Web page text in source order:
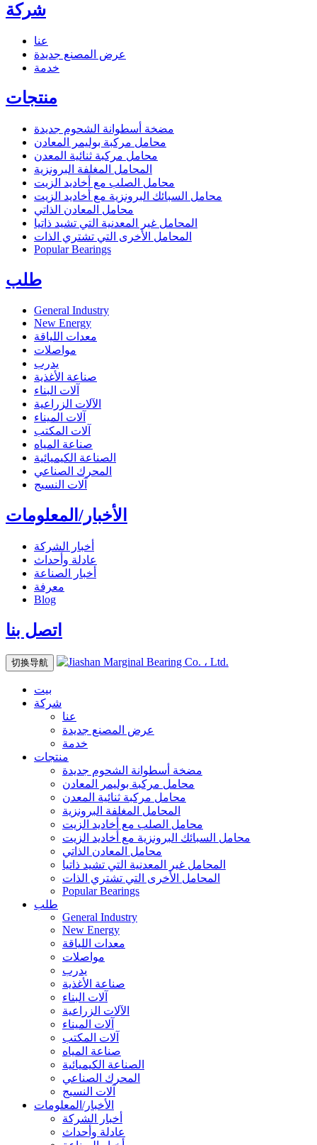
شركة
عنا
عرض المصنع جديدة
خدمة
منتجات
مضخة أسطوانة الشحوم جديدة
محامل مركبة بوليمر المعادن
محامل مركبة ثنائية المعدن
المحامل المغلفة البرونزية
محامل الصلب مع أخاديد الزيت
محامل السبائك البرونزية مع أخاديد الزيت
محامل المعادن الذاتي
المحامل غير المعدنية التي تشيد ذاتيا
المحامل الأخرى التي تشتري الذات
Popular Bearings
طلب
General Industry
New Energy
معدات اللياقة
مواصلات
يدرب
صناعة الأغذية
آلات البناء
الآلات الزراعية
آلات الميناء
آلات المكتب
صناعة المياه
الصناعة الكيميائية
المحرك الصناعي
آلات النسيج
الأخبار/المعلومات
أخبار الشركة
عادلة وأحداث
أخبار الصناعة
معرفة
Blog
اتصل بنا
切换导航
بيت
شركة
عنا
عرض المصنع جديدة
خدمة
منتجات
مضخة أسطوانة الشحوم جديدة
محامل مركبة بوليمر المعادن
محامل مركبة ثنائية المعدن
المحامل المغلفة البرونزية
محامل الصلب مع أخاديد الزيت
محامل السبائك البرونزية مع أخاديد الزيت
محامل المعادن الذاتي
المحامل غير المعدنية التي تشيد ذاتيا
المحامل الأخرى التي تشتري الذات
Popular Bearings
طلب
General Industry
New Energy
معدات اللياقة
مواصلات
يدرب
صناعة الأغذية
آلات البناء
الآلات الزراعية
آلات الميناء
آلات المكتب
صناعة المياه
الصناعة الكيميائية
المحرك الصناعي
آلات النسيج
الأخبار/المعلومات
أخبار الشركة
عادلة وأحداث